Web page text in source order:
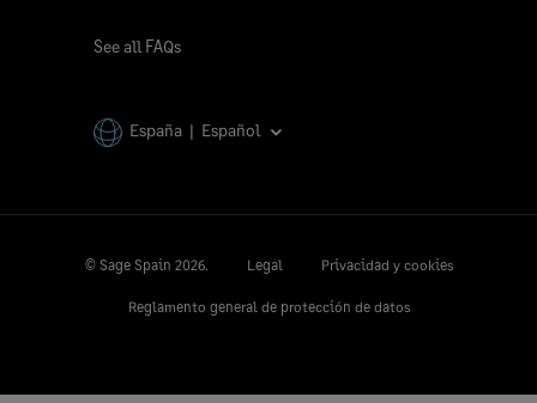
See all FAQs
España | Español
© Sage Spain 2026. Legal Privacidad y cookies
Reglamento general de protección de datos